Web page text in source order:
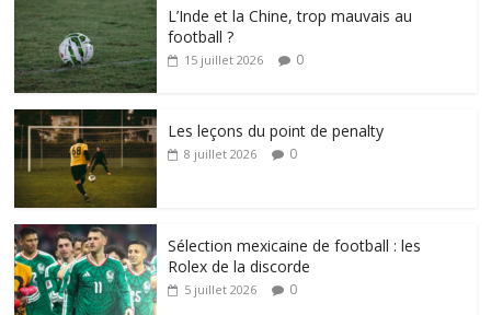
L’Inde et la Chine, trop mauvais au
football ?
15 juillet 2026 0
Les leçons du point de penalty
8 juillet 2026 0
Sélection mexicaine de football : les
Rolex de la discorde
5 juillet 2026 0